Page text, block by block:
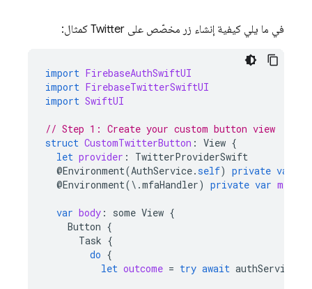
في ما يلي كيفية إنشاء زر مخصّص على Twitter كمثال:
import FirebaseAuthSwiftUI
import FirebaseTwitterSwiftUI
import SwiftUI
// Step 1: Create your custom button view
struct CustomTwitterButton : View {
let provider :
TwitterProviderSwift
@Environment(AuthService.self) private var
@Environment(\ .mfaHandler) private var
var body : some View {
Button {
Task {
do {
let outcome = try await authService